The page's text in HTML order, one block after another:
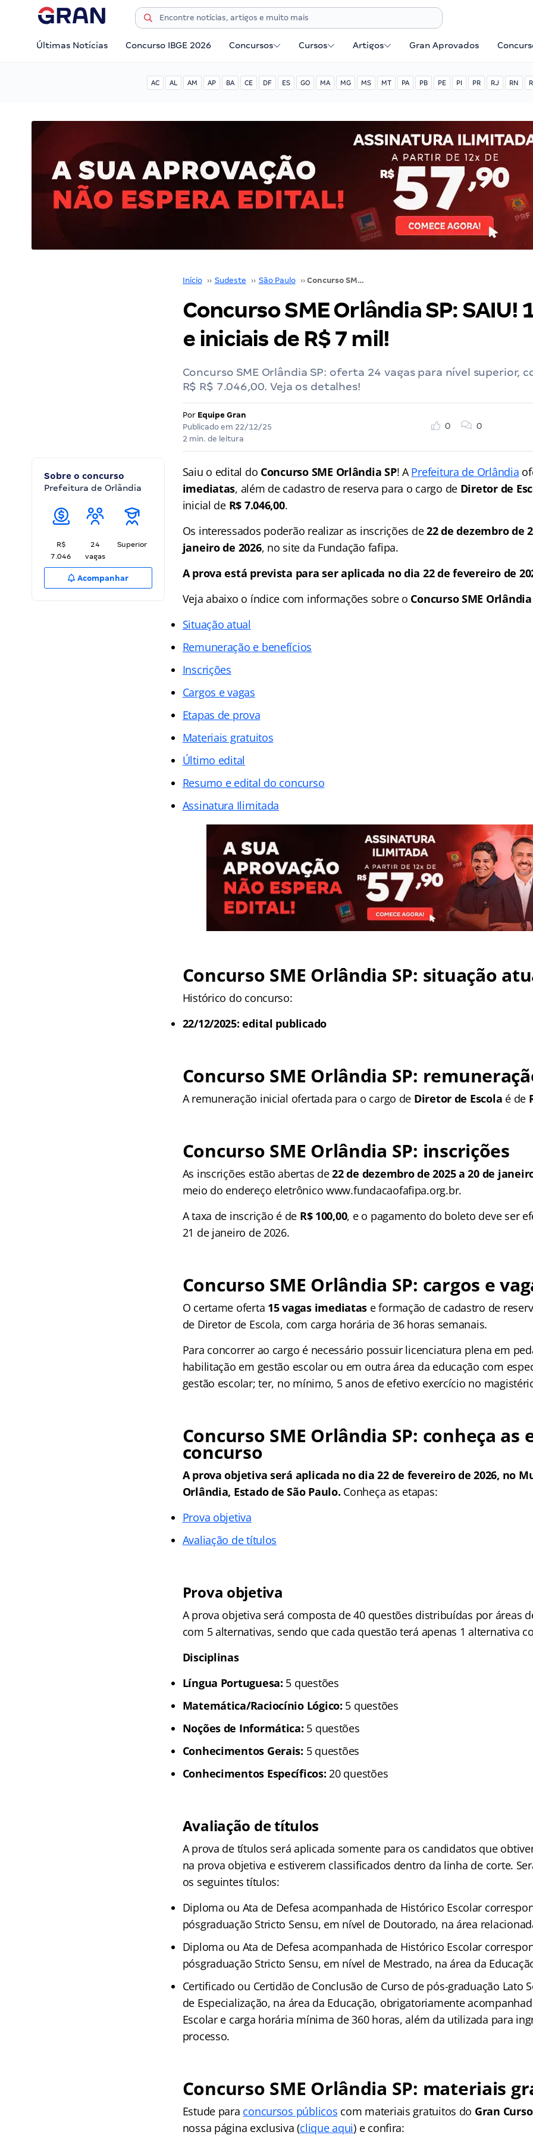
Últimas Notícias Concurso IBGE 2026 Concursos Cursos Artigos Gran Aprovados
AC AL AM AP BA CE DF ES GO MA MG MS MT PA PB PE PI PR RJ RN
Início ›› Sudeste ›› São Paulo ›› Concurso SME Orlândia SP: SAIU! 15 vagas e iniciais de R$ 7 mil!
Concurso SME Orlândia SP: SAIU!
e iniciais de R$ 7 mil!
Concurso SME Orlândia SP: oferta 24 vagas para nível superior,
R$ R$ 7.046,00. Veja os detalhes!
Por Equipe Gran
Publicado em 22/12/25
2 min. de leitura
0 0
Sobre o concurso
Prefeitura de Orlândia
R$
7.046
24
vagas
Superior
Acompanhar
Saiu o edital do Concurso SME Orlândia SP! APrefeitura de Orlândia
imediatas, além de cadastro de reserva para o cargo de Diretor de
inicial de R$ 7.046,00.
Os interessados poderão realizar as inscrições de22 de dezembro de
janeiro de 2026, no site da Fundação fafipa.
A prova está prevista para ser aplicada no dia 22 de fevereiro de
Veja abaixo o índice com informações sobre o Concurso SME Orlândia
Situação atual
Remuneração e benefícios
Inscrições
Cargos e vagas
Etapas de prova
Materiais gratuitos
Último edital
Resumo e edital do concurso
Assinatura Ilimitada
Concurso SME Orlândia SP: situação
Histórico do concurso:
22/12/2025: edital publicado
Concurso SME Orlândia SP:
A remuneração inicial ofertada para o cargo de Diretor de Escola é de
Concurso SME Orlândia SP: inscrições
As inscrições estão abertas de22 de dezembro de 2025 a 20 de
meio do endereço eletrônico www.fundacaofafipa.org.br.
A taxa de inscrição é de R$ 100,00, e o pagamento do boleto deve ser
21 de janeiro de 2026.
Concurso SME Orlândia SP: cargos e
O certame oferta 15 vagas imediatas e formação de cadastro de
de Diretor de Escola, com carga horária de 36 horas semanais.
Para concorrer ao cargo é necessário possuir licenciatura plena em
habilitação em gestão escolar ou em outra área da educação com
gestão escolar; ter, no mínimo, 5 anos de efetivo exercício no
Concurso SME Orlândia SP: conheça as
concurso
A prova objetiva será aplicada no dia 22 de fevereiro de 2026, no
Orlândia, Estado de São Paulo. Conheça as etapas:
Prova objetiva
Avaliação de títulos
Prova objetiva
A prova objetiva será composta de 40 questões distribuídas por áreas
com 5 alternativas, sendo que cada questão terá apenas 1 alternativa
Disciplinas
Língua Portuguesa: 5 questões
Matemática/Raciocínio Lógico: 5 questões
Noções de Informática: 5 questões
Conhecimentos Gerais: 5 questões
Conhecimentos Específicos: 20 questões
Avaliação de títulos
A prova de títulos será aplicada somente para os candidatos que
na prova objetiva e estiverem classificados dentro da linha de corte.
os seguintes títulos:
Diploma ou Ata de Defesa acompanhada de Histórico Escolar
pósgraduação Stricto Sensu, em nível de Doutorado, na área
Diploma ou Ata de Defesa acompanhada de Histórico Escolar
pósgraduação Stricto Sensu, em nível de Mestrado, na área da
Certificado ou Certidão de Conclusão de Curso de pós-graduação Lato
de Especialização, na área da Educação, obrigatoriamente
Escolar e carga horária mínima de 360 horas, além da utilizada para
processo.
Concurso SME Orlândia SP: materiais
Estude para concursos públicos com materiais gratuitos do Gran
nossa página exclusiva (clique aqui) e confira: